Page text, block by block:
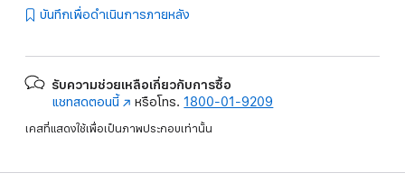
บันทึกเพื่อดำเนินการภายหลัง
รับความช่วยเหลือเกี่ยวกับการซื้อ
แชทสดตอนนี้(เปิด
หน้าต่าง
หรือโทร. 1800-01-9209
เคสที่แสดงใช้เพื่อเป็นภาพประกอบเท่านั้น